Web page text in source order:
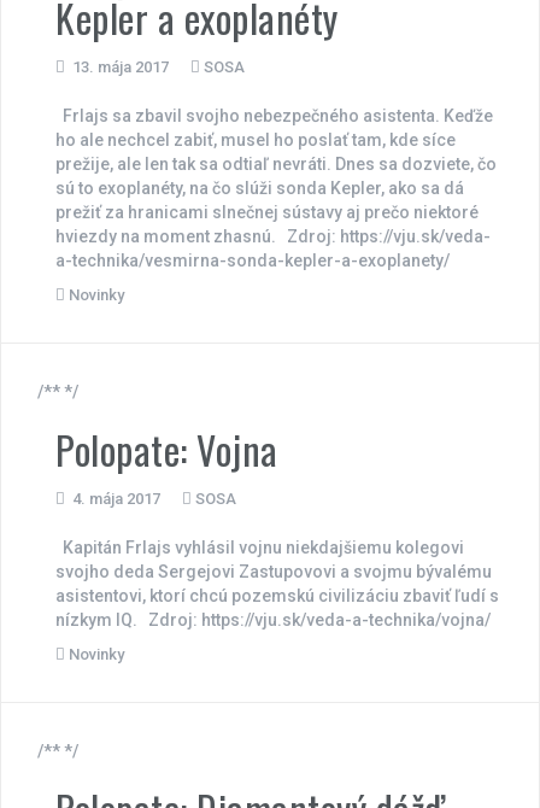
Kepler a exoplanéty
13. mája 2017 SOSA
Frlajs sa zbavil svojho nebezpečného asistenta. Keďže
ho ale nechcel zabiť, musel ho poslať tam, kde síce
prežije, ale len tak sa odtiaľ nevráti. Dnes sa dozviete, čo
sú to exoplanéty, na čo slúži sonda Kepler, ako sa dá
prežiť za hranicami slnečnej sústavy aj prečo niektoré
hviezdy na moment zhasnú. Zdroj: https://vju.sk/veda-
a-technika/vesmirna-sonda-kepler-a-exoplanety/
Novinky
/** */
Polopate: Vojna
4. mája 2017 SOSA
Kapitán Frlajs vyhlásil vojnu niekdajšiemu kolegovi
svojho deda Sergejovi Zastupovovi a svojmu bývalému
asistentovi, ktorí chcú pozemskú civilizáciu zbaviť ľudí s
nízkym IQ. Zdroj: https://vju.sk/veda-a-technika/vojna/
Novinky
/** */